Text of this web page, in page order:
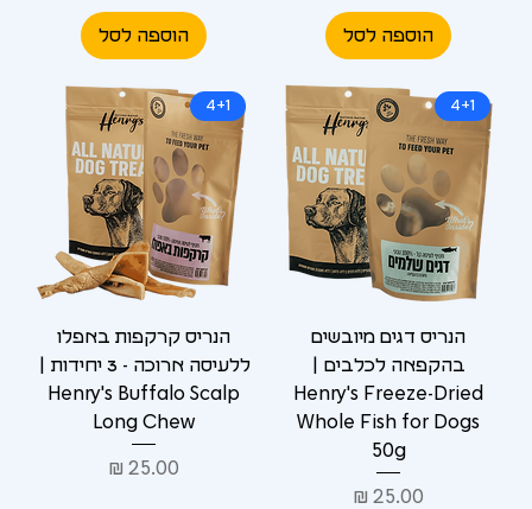
הוספה לסל הוספה לסל
4+1
הנריס דגים מיובשים
בהקפאה לכלבים |
Henry's Freeze-Dried
Whole Fish for Dogs
50g
מחיר
4+1
הנריס קרקפות באפלו
ללעיסה ארוכה - 3 יחידות |
Henry's Buffalo Scalp
Long Chew
מחיר